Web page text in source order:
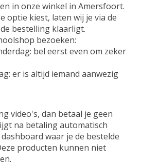
in onze winkel in Amersfoort.
optie kiest, laten wij je via de
bestelling klaarligt.
bezoeken:
bel eerst even om zeker
er is altijd iemand aanwezig
video's, dan betaal je geen
na betaling automatisch
waar je de bestelde
producten kunnen niet